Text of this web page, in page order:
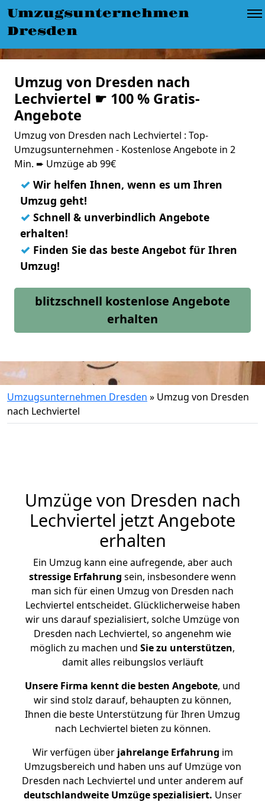
Umzugsunternehmen
Dresden
Umzug von Dresden nach
Lechviertel ☛ 100 % Gratis-
Angebote
Umzug von Dresden nach Lechviertel : Top-
Umzugsunternehmen - Kostenlose Angebote in 2
Min. ➨ Umzüge ab 99€
✓ Wir helfen Ihnen, wenn es um Ihren
Umzug geht!
✓ Schnell & unverbindlich Angebote
erhalten!
✓ Finden Sie das beste Angebot für Ihren
Umzug!
blitzschnell kostenlose Angebote
erhalten
Umzugsunternehmen Dresden » Umzug von Dresden
nach Lechviertel
Umzüge von Dresden nach
Lechviertel jetzt Angebote
erhalten
Ein Umzug kann eine aufregende, aber auch
stressige Erfahrung sein, insbesondere wenn
man sich für einen Umzug von Dresden nach
Lechviertel entscheidet. Glücklicherweise haben
wir uns darauf spezialisiert, solche Umzüge von
Dresden nach Lechviertel, so angenehm wie
möglich zu machen und Sie zu unterstützen,
damit alles reibungslos verläuft
Unsere Firma kennt die besten Angebote, und
wir sind stolz darauf, behaupten zu können,
Ihnen die beste Unterstützung für Ihren Umzug
nach Lechviertel bieten zu können.
Wir verfügen überjahrelange Erfahrung im
Umzugsbereich und haben uns auf Umzüge von
Dresden nach Lechviertel und unter anderem auf
deutschlandweite Umzüge spezialisiert. Unser